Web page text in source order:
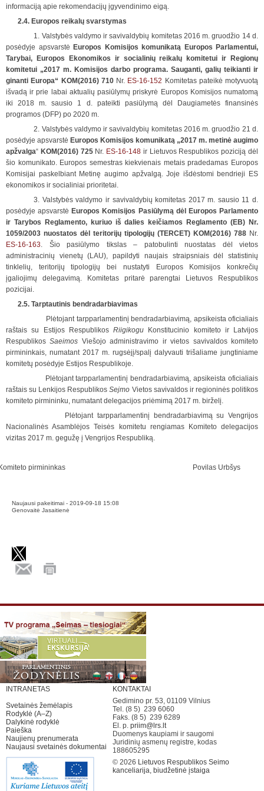
informaciją apie rekomendacijų įgyvendinimo eigą.
2.4. Europos reikalų svarstymas
1. Valstybės valdymo ir savivaldybių komitetas 2016 m. gruodžio 14 d.
posėdyje apsvarstė Europos Komisijos komunikatą Europos Parlamentui,
Tarybai, Europos Ekonomikos ir socialinių reikalų komitetui ir Regionų
komitetui „2017 m. Komisijos darbo programa. Sauganti, galių teikianti ir
ginanti Europa“ KOM(2016) 710Nr. ES-16-152 Komitetas pateikė motyvuotą
išvadą ir prie labai aktualių pasiūlymų priskyrė Europos Komisijos numatomą
iki 2018 m. sausio 1 d. pateikti pasiūlymą dėl Daugiametės finansinės
programos (DFP) po 2020 m.
2. Valstybės valdymo ir savivaldybių komitetas 2016 m. gruodžio 21 d.
posėdyje apsvarstė Europos Komisijos komunikatą „2017 m. metinė augimo
apžvalga“ KOM(2016) 725 Nr. ES-16-148 ir Lietuvos Respublikos poziciją dėl
šio komunikato. Europos semestras kiekvienais metais pradedamas Europos
Komisijai paskelbiant Metinę augimo apžvalgą. Joje išdėstomi bendrieji ES
ekonomikos ir socialiniai prioritetai.
3. Valstybės valdymo ir savivaldybių komitetas 2017 m. sausio 11 d.
posėdyje apsvarstė Europos Komisijos Pasiūlymą dėl Europos Parlamento
ir Tarybos Reglamento, kuriuo iš dalies keičiamos Reglamento (EB) Nr.
1059/2003 nuostatos dėl teritorijų tipologijų (TERCET) KOM(2016) 788 Nr.
ES-16-163. Šio pasiūlymo tikslas – patobulinti nuostatas dėl vietos
administracinių vienetų (LAU), papildyti naujais straipsniais dėl statistinių
tinklelių, teritorijų tipologijų bei nustatyti Europos Komisijos konkrečių
įgaliojimų delegavimą. Komitetas pritarė parengtai Lietuvos Respublikos
pozicijai.
2.5. Tarptautinis bendradarbiavimas
Plėtojant tarpparlamentinį bendradarbiavimą, apsikeista oficialiais
raštais su Estijos Respublikos Riigikogu Konstitucinio komiteto ir Latvijos
RespublikosSaeimos Viešojo administravimo ir vietos savivaldos komiteto
pirmininkais, numatant 2017 m. rugsėjį/spalį dalyvauti trišaliame jungtiniame
komitetų posėdyje Estijos Respublikoje.
Plėtojant tarpparlamentinį bendradarbiavimą, apsikeista oficialiais
raštais su Lenkijos RespublikosSejmo Vietos savivaldos ir regioninės politikos
komiteto pirmininku, numatant delegacijos priėmimą 2017 m. birželį.
Plėtojant tarpparlamentinį bendradarbiavimą su Vengrijos
Nacionalinės Asamblėjos Teisės komitetu rengiamas Komiteto delegacijos
vizitas 2017 m. gegužę į Vengrijos Respubliką.
pirmininkas Povilas Urbšys
Naujausi pakeitimai - 2019-09-18 15:08
Genovaitė Jasaitienė
INTRANETAS
Svetainės žemėlapis
Rodyklė (A–Z)
Dalykinė rodyklė
Paieška
Naujienų prenumerata
Naujausi svetainės dokumentai
KONTAKTAI
Gedimino pr. 53, 01109 Vilnius
Tel. (8 5) 239 6060
Faks. (8 5) 239 6289
El. p. priim@lrs.lt
Duomenys kaupiami ir saugomi
Juridinių asmenų registre, kodas
188605295
© 2026 Lietuvos Respublikos Seimo
kanceliarija, biudžetinė įstaiga